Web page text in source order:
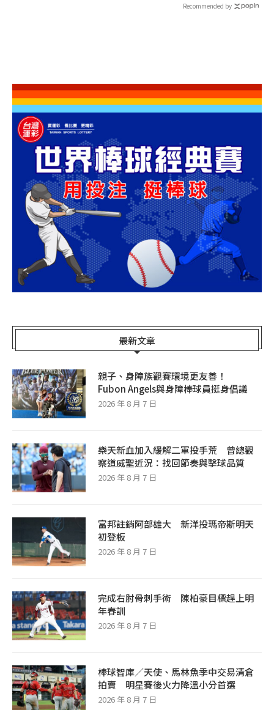
程辦理改選
Recommended by
最新文章
親子、身障族觀賽環境更友善！
Fubon Angels與身障棒球員挺身倡議
2026 年 8 月 7 日
樂天新血加入緩解二軍投手荒 曾總觀
察道威聖近況：找回節奏與擊球品質
2026 年 8 月 7 日
富邦註銷阿部雄大 新洋投瑪帝斯明天
初登板
2026 年 8 月 7 日
完成右肘骨刺手術 陳柏豪目標趕上明
年春訓
2026 年 8 月 7 日
棒球智庫／天使、馬林魚季中交易清倉
拍賣 明星賽後火力降溫小分首選
2026 年 8 月 7 日